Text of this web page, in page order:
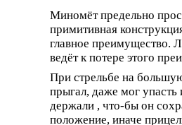
Миномёт предельно
примитивная
главное преимущество.
ведёт к потере этого
При стрельбе на
прыгал, даже мог упасть
держали , что-бы он
положение, иначе